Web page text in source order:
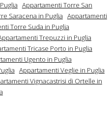
Appartamenti Torre San
Saracena in Puglia Appartamenti
Torre Suda in Puglia
Trepuzzi in Puglia
Tricase Porto in Puglia
Ugento in Puglia
Appartamenti Veglie in Puglia
Vignacastrisi di Ortelle in